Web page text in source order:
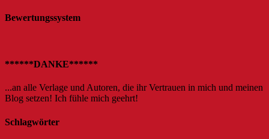
Bewertungssystem
******DANKE******
...an alle Verlage und Autoren, die ihr Vertrauen in mich und meinen
Blog setzen! Ich fühle mich geehrt!
Schlagwörter